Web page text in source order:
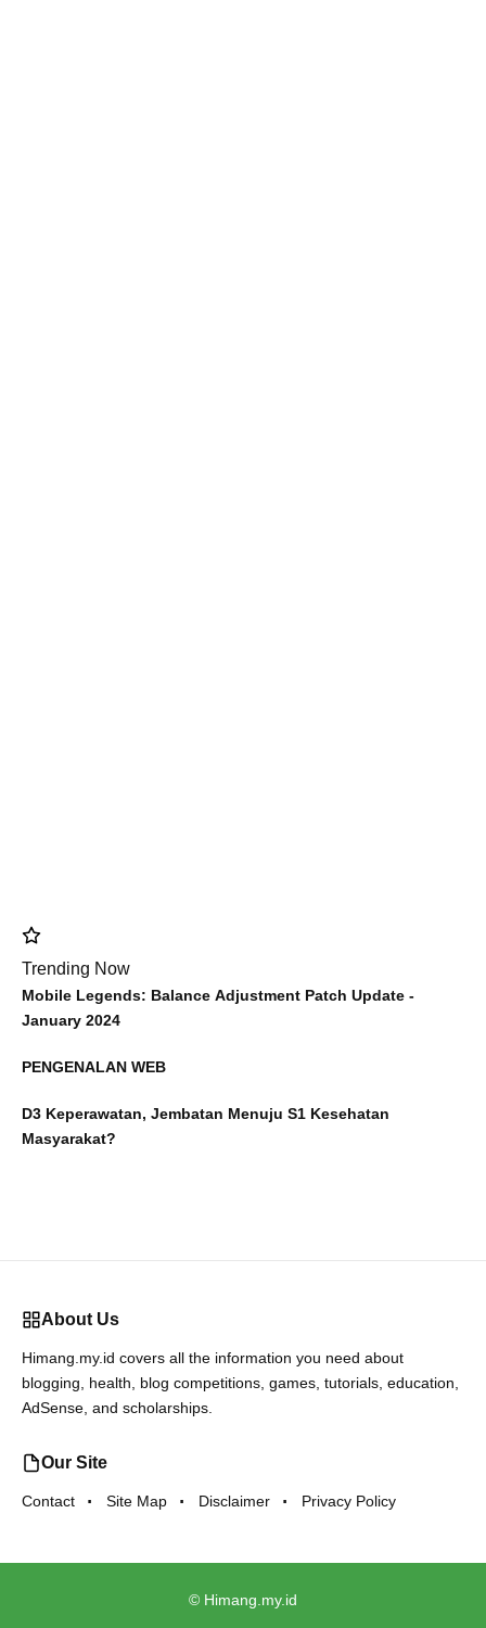
Trending Now
Mobile Legends: Balance Adjustment Patch Update -
January 2024
PENGENALAN WEB
D3 Keperawatan, Jembatan Menuju S1 Kesehatan
Masyarakat?
About Us
Himang.my.id covers all the information you need about
blogging, health, blog competitions, games, tutorials, education,
AdSense, and scholarships.
Our Site
Contact Site Map Disclaimer Privacy Policy
© Himang.my.id